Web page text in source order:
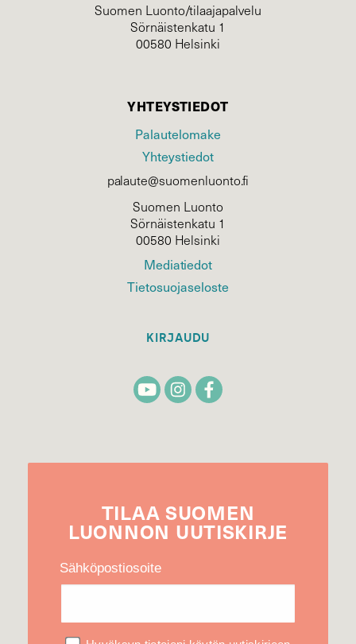
Suomen Luonto/tilaajapalvelu
Sörnäistenkatu 1
00580 Helsinki
YHTEYSTIEDOT
Palautelomake
Yhteystiedot
palaute@suomenluonto.fi
Suomen Luonto
Sörnäistenkatu 1
00580 Helsinki
Mediatiedot
Tietosuojaseloste
KIRJAUDU
TILAA SUOMEN
LUONNON UUTIS­KIRJE
Sähköpostiosoite